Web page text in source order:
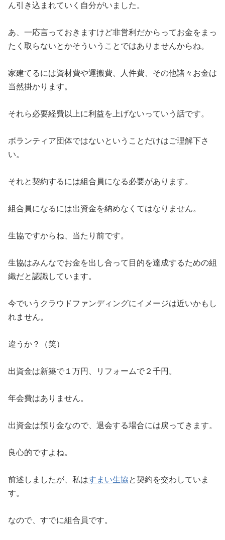
ん引き込まれていく自分がいました。
あ、一応言っておきますけど非営利だからってお金をまっ
たく取らないとかそういうことではありませんからね。
家建てるには資材費や運搬費、人件費、その他諸々お金は
当然掛かります。
それら必要経費以上に利益を上げないっていう話です。
ボランティア団体ではないということだけはご理解下さ
い。
それと契約するには組合員になる必要があります。
組合員になるには出資金を納めなくてはなりません。
生協ですからね、当たり前です。
生協はみんなでお金を出し合って目的を達成するための組
織だと認識しています。
今でいうクラウドファンディングにイメージは近いかもし
れません。
違うか？（笑）
出資金は新築で１万円、リフォームで２千円。
年会費はありません。
出資金は預り金なので、退会する場合には戻ってきます。
良心的ですよね。
前述しましたが、私はすまい生協と契約を交わしていま
す。
なので、すでに組合員です。